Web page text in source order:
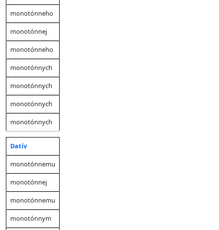
monotónneho
monotónnej
monotónneho
monotónnych
monotónnych
monotónnych
monotónnych
Datív
monotónnemu
monotónnej
monotónnemu
monotónnym